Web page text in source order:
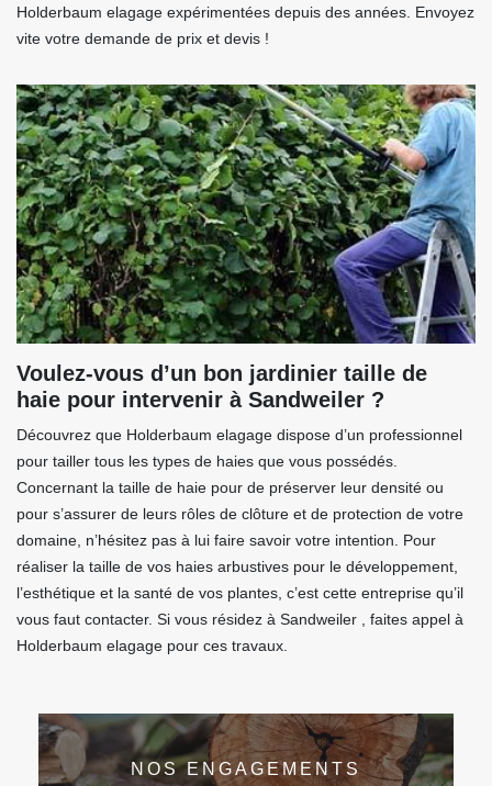
Holderbaum elagage expérimentées depuis des années. Envoyez
vite votre demande de prix et devis !
Voulez-vous d’un bon jardinier taille de
haie pour intervenir à Sandweiler ?
Découvrez que Holderbaum elagage dispose d’un professionnel
pour tailler tous les types de haies que vous possédés.
Concernant la taille de haie pour de préserver leur densité ou
pour s’assurer de leurs rôles de clôture et de protection de votre
domaine, n’hésitez pas à lui faire savoir votre intention. Pour
réaliser la taille de vos haies arbustives pour le développement,
l’esthétique et la santé de vos plantes, c’est cette entreprise qu’il
vous faut contacter. Si vous résidez à Sandweiler , faites appel à
Holderbaum elagage pour ces travaux.
NOS ENGAGEMENTS